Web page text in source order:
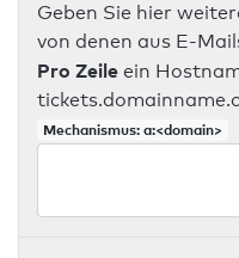
Geben Sie hier
von denen aus E-
Pro Zeile ein
Mechanismus: a:<domain>